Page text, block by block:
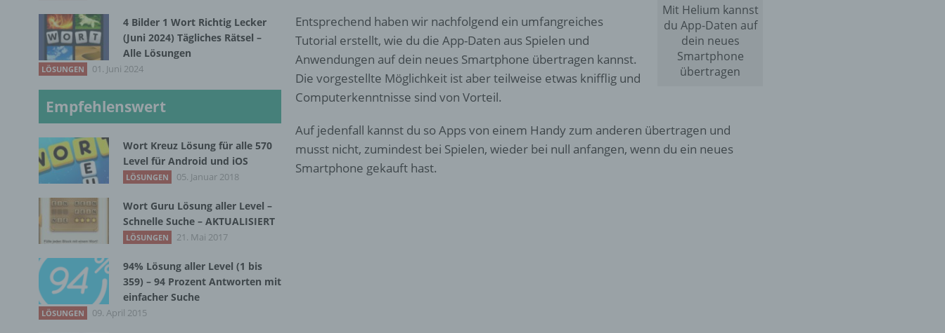
Mit Helium kannst
du App-Daten auf
dein neues
Smartphone
übertragen
Entsprechend haben wir nachfolgend ein umfangreiches
Tutorial erstellt, wie du die App-Daten aus Spielen und
Anwendungen auf dein neues Smartphone übertragen kannst.
Die vorgestellte Möglichkeit ist aber teilweise etwas knifflig und
Computerkenntnisse sind von Vorteil.
Auf jedenfall kannst du so Apps von einem Handy zum anderen übertragen und
musst nicht, zumindest bei Spielen, wieder bei null anfangen, wenn du ein neues
Smartphone gekauft hast.
4 Bilder 1 Wort Richtig Lecker
(Juni 2024) Tägliches Rätsel –
Alle Lösungen
LÖSUNGEN 01. Juni 2024
Empfehlenswert
Wort Kreuz Lösung für alle 570
Level für Android und iOS
LÖSUNGEN 05. Januar 2018
Wort Guru Lösung aller Level –
Schnelle Suche – AKTUALISIERT
LÖSUNGEN 21. Mai 2017
94% Lösung aller Level (1 bis
359) – 94 Prozent Antworten mit
einfacher Suche
LÖSUNGEN 09. April 2015